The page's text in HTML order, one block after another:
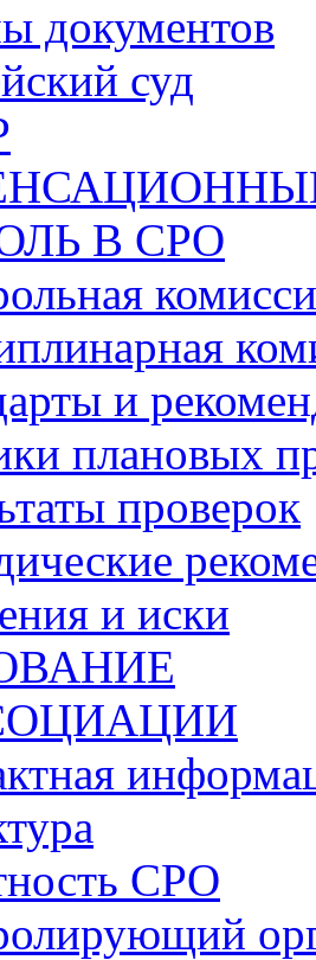
документов
суд
В СРО
и
плановых
проверок
и иски
СРО